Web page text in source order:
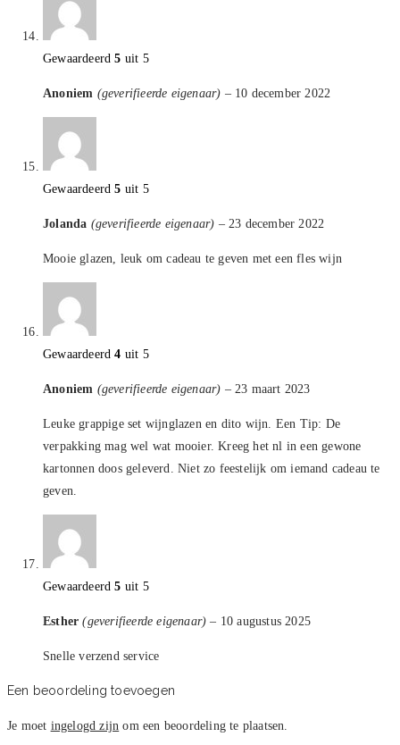
Gewaardeerd5 uit 5
Anoniem (geverifieerde eigenaar) – 10 december 2022
Gewaardeerd5 uit 5
Jolanda (geverifieerde eigenaar) – 23 december 2022
Mooie glazen, leuk om cadeau te geven met een fles wijn
Gewaardeerd4 uit 5
Anoniem (geverifieerde eigenaar) – 23 maart 2023
Leuke grappige set wijnglazen en dito wijn. Een Tip: De
verpakking mag wel wat mooier. Kreeg het nl in een gewone
kartonnen doos geleverd. Niet zo feestelijk om iemand cadeau te
geven.
Gewaardeerd5 uit 5
Esther(geverifieerde eigenaar) – 10 augustus 2025
Snelle verzend service
Een beoordeling toevoegen
Je moet ingelogd zijn om een beoordeling te plaatsen.